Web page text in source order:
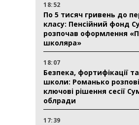
18:52
По 5 тисяч гривень до
класу: Пенсійний фонд
розпочав оформлення
школяра»
18:07
Безпека, фортифікації
школи: Романько
ключові рішення сесії
облради
17:39